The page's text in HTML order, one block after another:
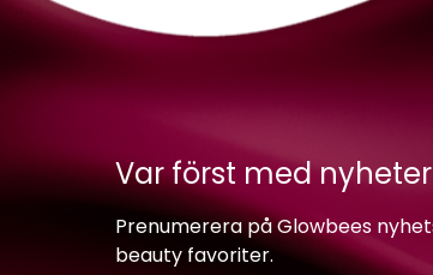
Var först med
Prenumerera på Glowbees
beauty favoriter.